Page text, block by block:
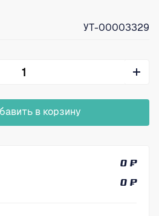
УТ-00003329
в корзину
0 ₽
0 ₽